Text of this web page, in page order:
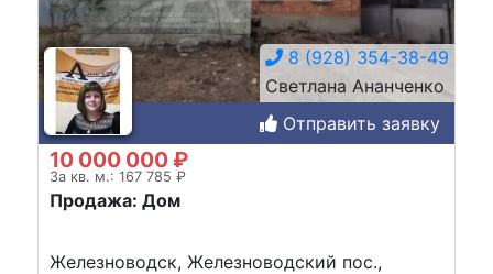
8 (928) 354-38-49
Светлана Ананченко
Отправить заявку
10 000 000 ₽
За кв. м.: 167 785 ₽
Продажа: Дом
Железноводск, Железноводский пос.,